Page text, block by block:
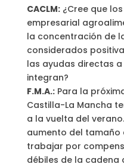
CACLM:¿Cree que
empresarial
la concentración de
considerados
las ayudas directas
integran?
F.M.A.:Para la
Castilla-La Mancha
a la vuelta del
aumento del tamaño
trabajar por
débiles de la cadena